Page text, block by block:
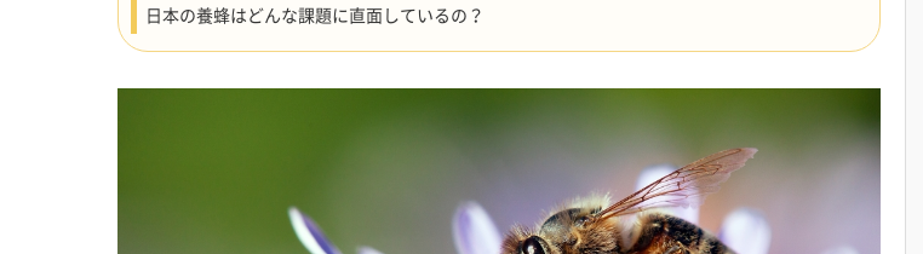
日本の養蜂はどんな課題に直面しているの？